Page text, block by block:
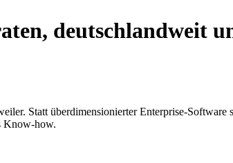
deutschlandweit
Statt überdimensionierter Enterprise-Software
Know-how.